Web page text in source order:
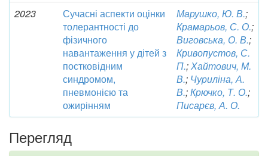
2023
Сучасні аспекти оцінки
толерантності до
фізичного
навантаження у дітей з
постковідним
синдромом,
пневмонією та
ожирінням
Марушко, Ю. В.;
Крамарьов, С. О.;
Виговська, О. В.;
Кривопустов, С.
П.;Хайтович, М.
В.; Чуриліна, А.
В.;Крючко, Т. О.;
Писарєв, А. О.
Перегляд